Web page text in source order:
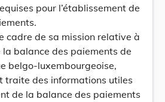
pour l’établissement de
cadre de sa mission relative à
la balance des paiements de
belgo-luxembourgeoise,
traite des informations utiles
de la balance des paiements